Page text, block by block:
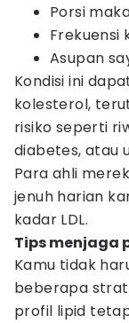
Porsi
Frekuensi
Asupan
Kondisi ini
kolesterol,
risiko seperti
diabetes, atau
Para ahli
jenuh harian
kadar LDL.
Tips menjaga
Kamu tidak
beberapa
profil lipid